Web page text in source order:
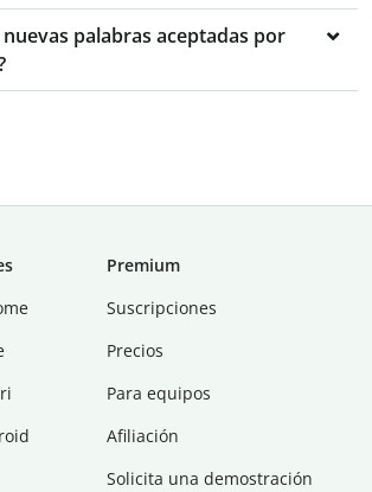
nuevas palabras aceptadas por
Premium
Suscripciones
Precios
Para equipos
Afiliación
Solicita una demostración